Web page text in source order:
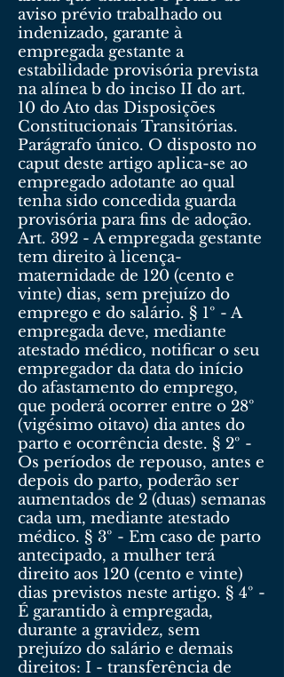
aviso prévio trabalhado ou
indenizado, garante à
empregada gestante a
estabilidade provisória prevista
na alínea b do inciso II do art.
10 do Ato das Disposições
Constitucionais Transitórias.
Parágrafo único. O disposto no
caput deste artigo aplica-se ao
empregado adotante ao qual
tenha sido concedida guarda
provisória para fins de adoção.
Art. 392 - A empregada gestante
tem direito à licença-
maternidade de 120 (cento e
vinte) dias, sem prejuízo do
emprego e do salário. § 1º - A
empregada deve, mediante
atestado médico, notificar o seu
empregador da data do início
do afastamento do emprego,
que poderá ocorrer entre o 28º
(vigésimo oitavo) dia antes do
parto e ocorrência deste. § 2º -
Os períodos de repouso, antes e
depois do parto, poderão ser
aumentados de 2 (duas) semanas
cada um, mediante atestado
médico. § 3º - Em caso de parto
antecipado, a mulher terá
direito aos 120 (cento e vinte)
dias previstos neste artigo. § 4º -
É garantido à empregada,
durante a gravidez, sem
prejuízo do salário e demais
direitos: I - transferência de